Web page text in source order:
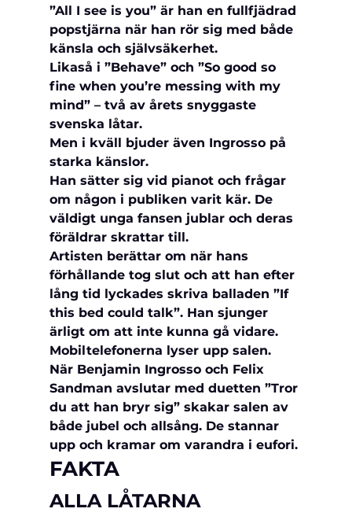
”All I see is you” är han en fullfjädrad
popstjärna när han rör sig med både
känsla och självsäkerhet.
Likaså i ”Behave” och ”So good so
fine when you’re messing with my
mind” – två av årets snyggaste
svenska låtar.
Men i kväll bjuder även Ingrosso på
starka känslor.
Han sätter sig vid pianot och frågar
om någon i publiken varit kär. De
väldigt unga fansen jublar och deras
föräldrar skrattar till.
Artisten berättar om när hans
förhållande tog slut och att han efter
lång tid lyckades skriva balladen ”If
this bed could talk”. Han sjunger
ärligt om att inte kunna gå vidare.
Mobiltelefonerna lyser upp salen.
När Benjamin Ingrosso och Felix
Sandman avslutar med duetten ”Tror
du att han bryr sig” skakar salen av
både jubel och allsång. De stannar
upp och kramar om varandra i eufori.
FAKTA
ALLA LÅTARNA